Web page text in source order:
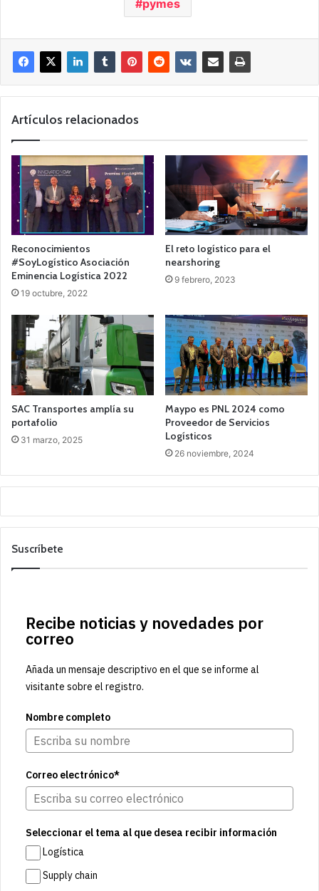
pymes
Artículos relacionados
Reconocimientos
#SoyLogístico Asociación
Eminencia Logística 2022
19 octubre, 2022
El reto logístico para el
nearshoring
9 febrero, 2023
SAC Transportes amplía su
portafolio
31 marzo, 2025
Maypo es PNL 2024 como
Proveedor de Servicios
Logísticos
26 noviembre, 2024
Suscríbete
Recibe noticias y novedades por
correo
Añada un mensaje descriptivo en el que se informe al
visitante sobre el registro.
Nombre completo
Correo electrónico*
Seleccionar el tema al que desea recibir información
Logística
Supply chain